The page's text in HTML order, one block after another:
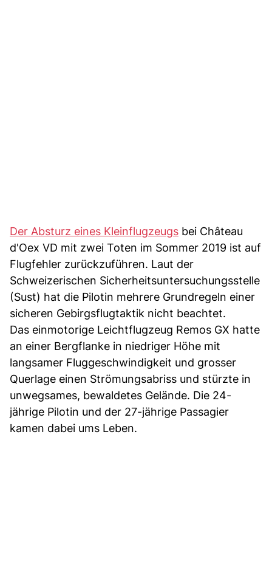
Der Absturz eines Kleinflugzeugs bei Château
d'Oex VD mit zwei Toten im Sommer 2019 ist auf
Flugfehler zurückzuführen. Laut der
Schweizerischen Sicherheitsuntersuchungsstelle
(Sust) hat die Pilotin mehrere Grundregeln einer
sicheren Gebirgsflugtaktik nicht beachtet.
Das einmotorige Leichtflugzeug Remos GX hatte
an einer Bergflanke in niedriger Höhe mit
langsamer Fluggeschwindigkeit und grosser
Querlage einen Strömungsabriss und stürzte in
unwegsames, bewaldetes Gelände. Die 24-
jährige Pilotin und der 27-jährige Passagier
kamen dabei ums Leben.